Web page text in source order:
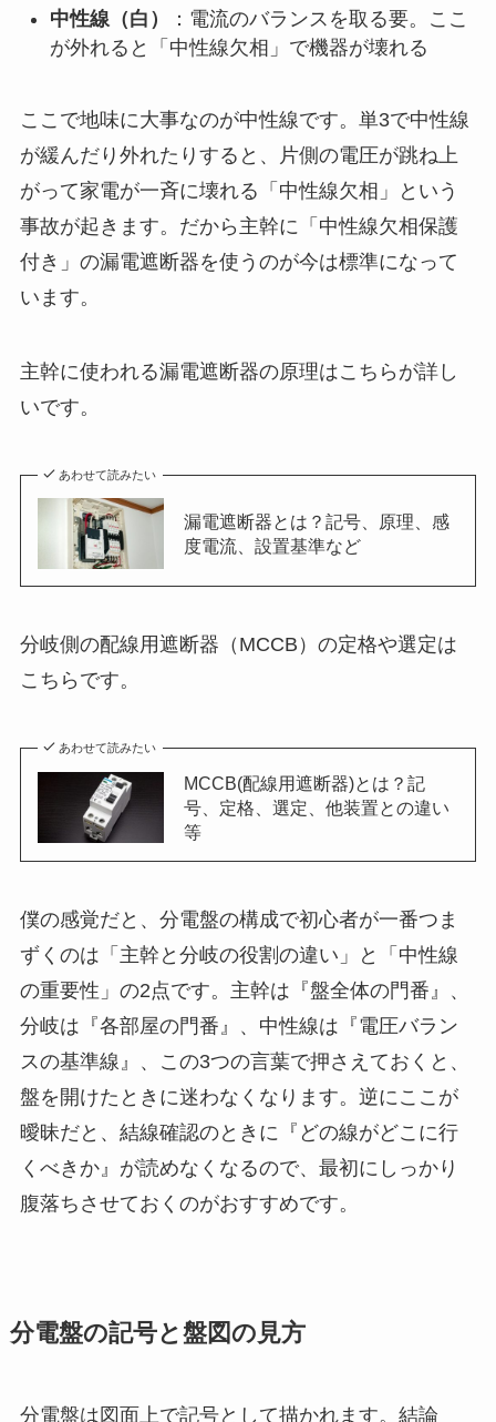
中性線（白）
：電流のバランスを取る要。ここ
が外れると「中性線欠相」で機器が壊れる
ここで地味に大事なのが中性線です。単3で中性線
が緩んだり外れたりすると、片側の電圧が跳ね上
がって家電が一斉に壊れる「中性線欠相」という
事故が起きます。だから主幹に「中性線欠相保護
付き」の漏電遮断器を使うのが今は標準になって
います。
主幹に使われる漏電遮断器の原理はこちらが詳し
いです。
あわせて読みたい
漏電遮断器とは？記号、原理、感
度電流、設置基準など
分岐側の配線用遮断器（MCCB）の定格や選定は
こちらです。
あわせて読みたい
MCCB(配線用遮断器)とは？記
号、定格、選定、他装置との違い
等
僕の感覚だと、分電盤の構成で初心者が一番つま
ずくのは「主幹と分岐の役割の違い」と「中性線
の重要性」の2点です。主幹は『盤全体の門番』、
分岐は『各部屋の門番』、中性線は『電圧バラン
スの基準線』、この3つの言葉で押さえておくと、
盤を開けたときに迷わなくなります。逆にここが
曖昧だと、結線確認のときに『どの線がどこに行
くべきか』が読めなくなるので、最初にしっかり
腹落ちさせておくのがおすすめです。
分電盤の記号と盤図の見方
分電盤は図面上で記号として描かれます。結論